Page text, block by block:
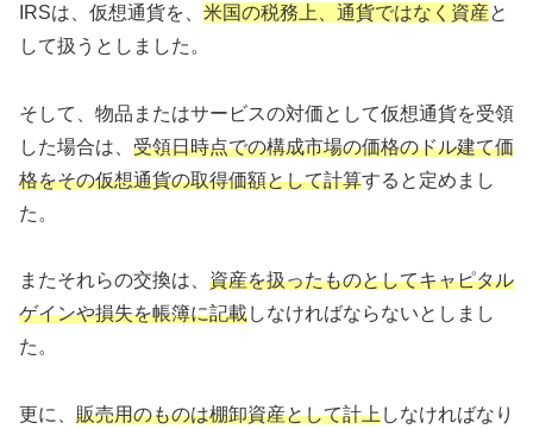
IRSは、仮想通貨を、 米国の税務上、 通貨ではなく資産と
して扱うとしました。
そして、物品またはサービスの対価として仮想通貨を受領
した場合は、 受領日時点での構成市場の価格のドル建て価
格をその仮想通貨の取得価額として計算すると定めまし
た。
またそれらの交換は、 資産を扱ったものとしてキャピタル
ゲインや損失を帳簿に記載しなければならないとしまし
た。
更に、 販売用のものは棚卸資産として計上しなければなり